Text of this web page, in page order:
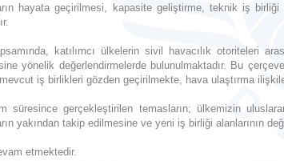
hayata geçirilmesi, kapasite geliştirme, teknik iş
katılımcı ülkelerin sivil havacılık otoriteleri
yönelik değerlendirmelerde bulunulmaktadır. Bu
iş birlikleri gözden geçirilmekte, hava ulaştırma
süresince gerçekleştirilen temasların; ülkemizin
yakından takip edilmesine ve yeni iş birliği alanlarının
etmektedir.